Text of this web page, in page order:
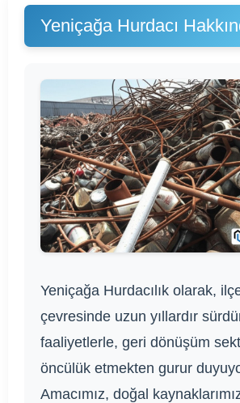
Yeniçağa Hurdacı
Yeniçağa Hurdacılık olarak,
çevresinde uzun yıllardır
faaliyetlerle, geri dönüşüm
öncülük etmekten gurur
Amacımız, doğal